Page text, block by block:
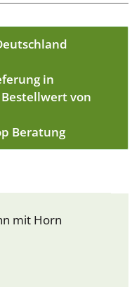
in
von
Beratung
mit Horn